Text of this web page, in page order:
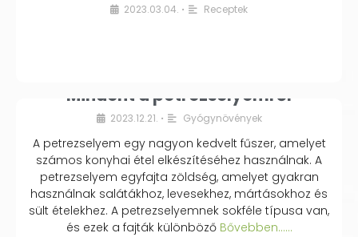
2023.03.04. • Receptek
Mindent a petrezselyemről
2023.12.21. • Gyógynövények
A petrezselyem egy nagyon kedvelt fűszer, amelyet
számos konyhai étel elkészítéséhez használnak. A
petrezselyem egyfajta zöldség, amelyet gyakran
használnak salátákhoz, levesekhez, mártásokhoz és
sült ételekhez. A petrezselyemnek sokféle típusa van,
és ezek a fajták különbözőBővebben...…